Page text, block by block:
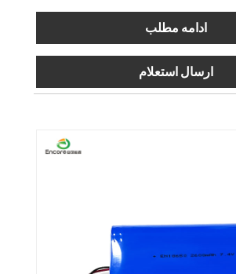
ادامه مطلب
ارسال استعلام